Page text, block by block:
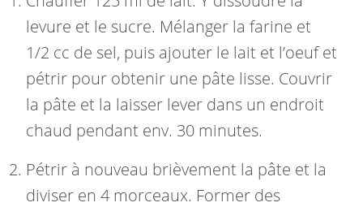
levure et le sucre. Mélanger la farine et
1/2 cc de sel, puis ajouter le lait et l’oeuf et
pétrir pour obtenir une pâte lisse. Couvrir
la pâte et la laisser lever dans un endroit
chaud pendant env. 30 minutes.
Pétrir à nouveau brièvement la pâte et la
diviser en 4 morceaux. Former des